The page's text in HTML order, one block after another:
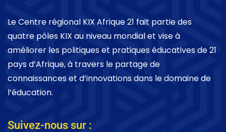
Le Centre régional KIX Afrique 21 fait partie des
quatre pôles KIX au niveau mondial et vise à
améliorer les politiques et pratiques éducatives de 21
pays d’Afrique, à travers le partage de
connaissances et d’innovations dans le domaine de
l’éducation.
Suivez-nous sur :